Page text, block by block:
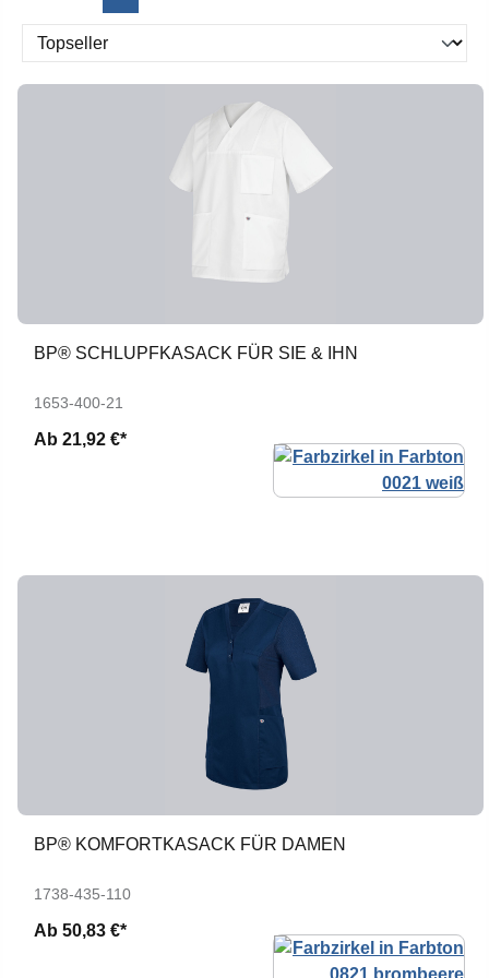
BP® SCHLUPFKASACK FÜR SIE & IHN
1653-400-21
Ab 21,92 €*
BP® KOMFORTKASACK FÜR DAMEN
1738-435-110
Ab 50,83 €*